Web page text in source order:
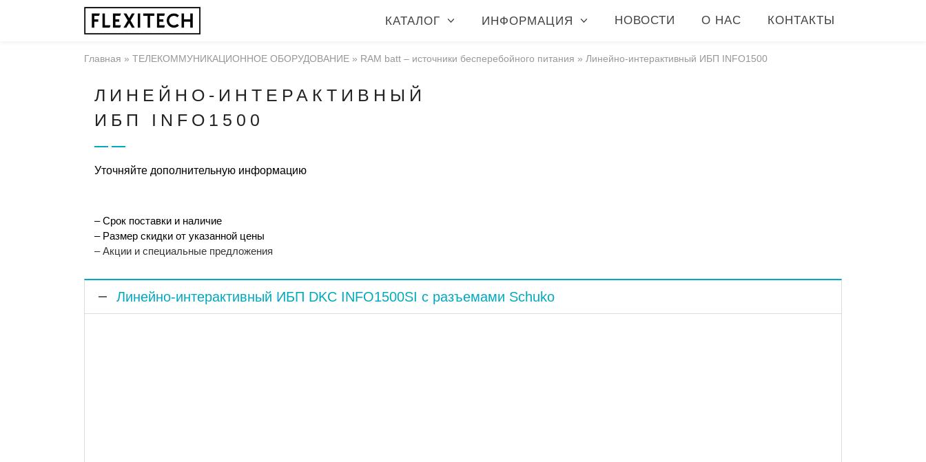
КАТАЛОГ ИНФОРМАЦИЯ НОВОСТИ О НАС КОНТАКТЫ
Главная » ТЕЛЕКОММУНИКАЦИОННОЕ ОБОРУДОВАНИЕ » RAM batt – источники бесперебойного питания » Линейно-интерактивный ИБП INFO1500
ЛИНЕЙНО-ИНТЕРАКТИВНЫЙ
ИБП INFO1500
Уточняйте дополнительную информацию
– Срок поставки и наличие
– Размер скидки от указанной цены
– Акции и специальные предложения
Линейно-интерактивный ИБП DKC INFO1500SI с разъемами Schuko